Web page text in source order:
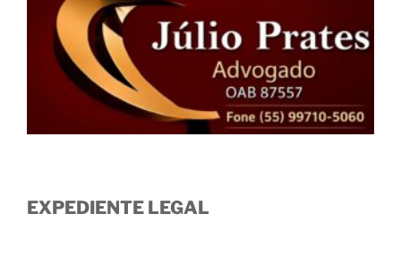
EXPEDIENTE LEGAL